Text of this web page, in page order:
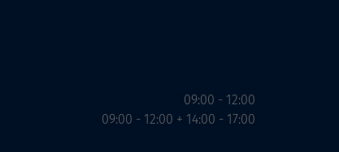
09:00 - 12:00
09:00 - 12:00 + 14:00 - 17:00